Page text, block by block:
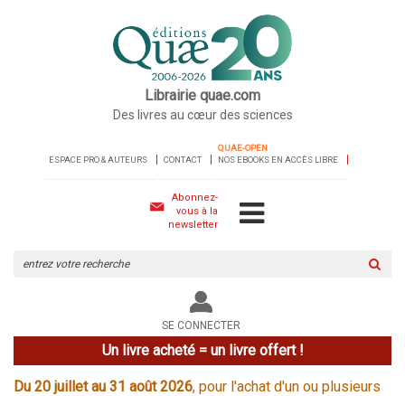
Librairie quae.com
Des livres au cœur des sciences
ESPACE PRO & AUTEURS CONTACT
QUAE-OPEN
NOS EBOOKS EN ACCÈS LIBRE
Abonnez-
vous à la
newsletter
le
site
SE CONNECTER
Un livre acheté = un livre offert !
Du 20 juillet au 31 août 2026, pour l'achat d'un ou plusieurs